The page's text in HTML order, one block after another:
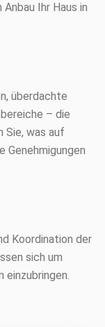
Ihr Haus in
überdachte
– die
Sie, was auf
Genehmigungen
Koordination der
sich um
einzubringen.